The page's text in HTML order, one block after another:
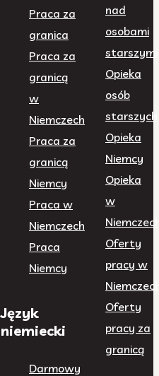
Praca za
granica
Praca za
granicą
w
Niemczech
Praca za
granicą
Niemcy
Praca w
Niemczech
Praca
Niemcy
Język
niemiecki
Darmowy
nad
osobami
starszymi
Opieka
osób
starszych
Opieka
Niemcy
Opieka
w
Oferty
pracy w
Oferty
pracy za
granicą